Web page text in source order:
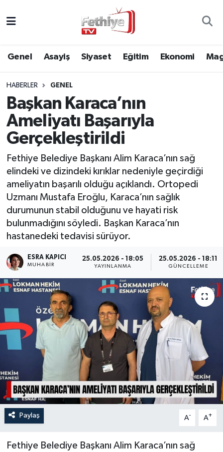
Genel Asayiş Siyaset Eğitim Ekonomi
HABERLER GENEL
Başkan Karaca’nın
Ameliyatı Başarıyla
Gerçekleştirildi
Fethiye Belediye Başkanı Alim Karaca’nın sağ
elindeki ve dizindeki kırıklar nedeniyle geçirdiği
ameliyatın başarılı olduğu açıklandı. Ortopedi
Uzmanı Mustafa Eroğlu, Karaca’nın sağlık
durumunun stabil olduğunu ve hayati risk
bulunmadığını söyledi. Başkan Karaca’nın
hastanedeki tedavisi sürüyor.
ESRA KAPICI
MUHABİR
25.05.2026 - 18:05
YAYINLANMA
25.05.2026 - 18:11
GÜNCELLEME
Paylaş A- A+
Fethiye Belediye Başkanı Alim Karaca’nın sağ
Asayiş
Eğitim
Ekonomi
Kültür
Magazin
Spor
Turizm
Muğla Hava Durumu
Muğla Namaz Vakitleri
Muğla Trafik Yoğunluk Haritası
Süper Lig Puan Durumu ve Fikstür
Tüm Manşetler
Son Dakika Haberleri
Haber Arşivi